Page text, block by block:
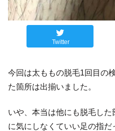
Twitter
今回は太ももの脱毛1回目の
た箇所は出揃いました。
いや、本当は他にも脱毛し
に気にしなくていい足の指